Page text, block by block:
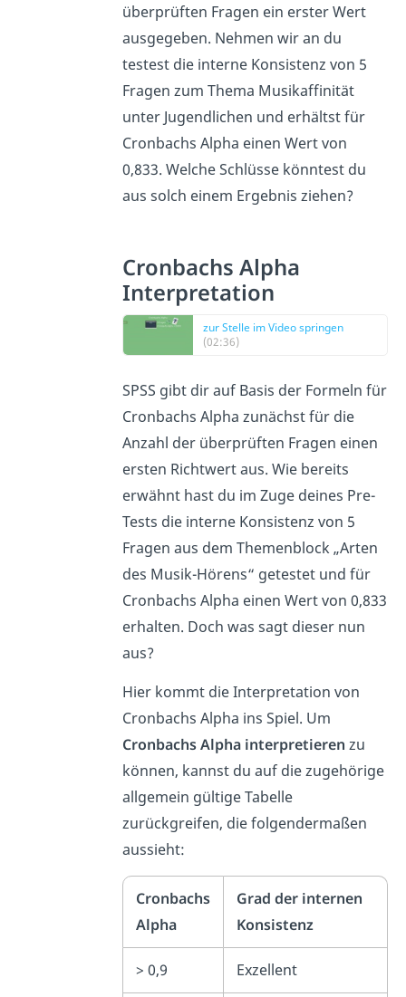
überprüften Fragen ein erster Wert
ausgegeben. Nehmen wir an du
testest die interne Konsistenz von 5
Fragen zum Thema Musikaffinität
unter Jugendlichen und erhältst für
Cronbachs Alpha einen Wert von
0,833. Welche Schlüsse könntest du
aus solch einem Ergebnis ziehen?
Cronbachs Alpha
Interpretation
zur Stelle im Video springen
(02:36)
SPSS gibt dir auf Basis der Formeln für
Cronbachs Alpha zunächst für die
Anzahl der überprüften Fragen einen
ersten Richtwert aus. Wie bereits
erwähnt hast du im Zuge deines Pre-
Tests die interne Konsistenz von 5
Fragen aus dem Themenblock „Arten
des Musik-Hörens“ getestet und für
Cronbachs Alpha einen Wert von 0,833
erhalten. Doch was sagt dieser nun
aus?
Hier kommt die Interpretation von
Cronbachs Alpha ins Spiel. Um
Cronbachs Alpha interpretieren zu
können, kannst du auf die zugehörige
allgemein gültige Tabelle
zurückgreifen, die folgendermaßen
aussieht:
Cronbachs
Alpha
Grad der internen
Konsistenz
> 0,9 Exzellent